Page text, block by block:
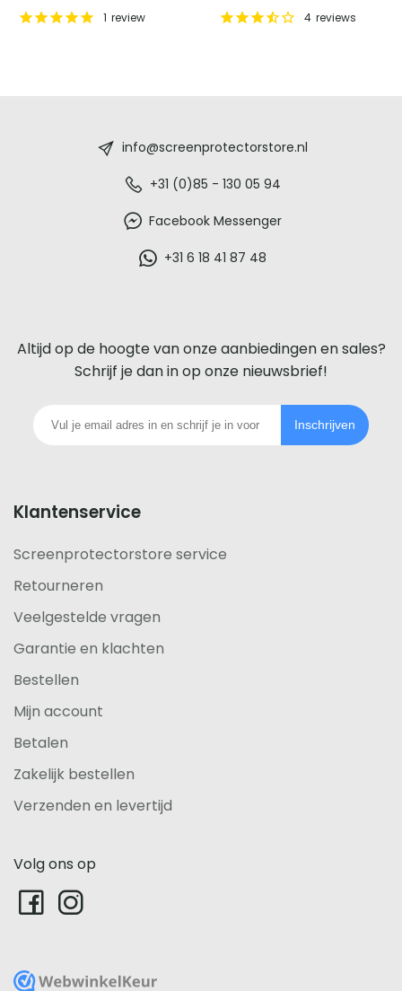
1 review
4 reviews
voor
iedere
telefoon
info@screenprotectorstore.nl
+31 (0)85 - 130 05 94
Facebook Messenger
+31 6 18 41 87 48
Altijd op de hoogte van onze aanbiedingen en sales?
Schrijf je dan in op onze nieuwsbrief!
Inschrijven
Klantenservice
Screenprotectorstore service
Retourneren
Veelgestelde vragen
Garantie en klachten
Bestellen
Mijn account
Betalen
Zakelijk bestellen
Verzenden en levertijd
Volg ons op
WebwinkelKeur